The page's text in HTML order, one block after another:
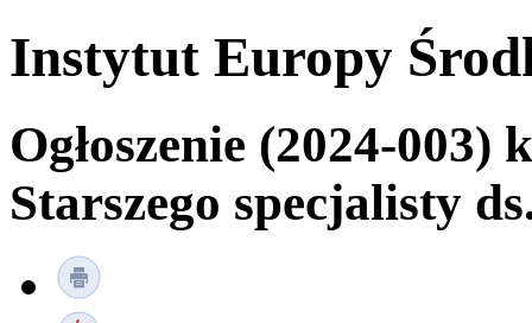
Instytut Europy
Ogłoszenie (2024-
Starszego specjalisty